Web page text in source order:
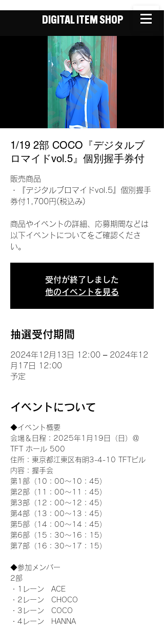
DIGITAL ITEM SHOP
1/19 2部 COCO『デジタルブ
ロマイドvol.5』個別握手券付
販売商品
・『デジタルブロマイドvol.5』個別握手
券付1,700円(税込み)
商品やイベントの詳細、応募期間などは
以下イベントについてをご確認くださ
い。
受付が終了しました
他のイベントを見る
抽選受付期間
2024年12月13日 12:00 – 2024年12
月17日 12:00
予定
イベントについて
◆イベント概要
会場＆日程：2025年1月19日（日）＠
TFT ホール 500
住所：東京都江東区有明3-4-10 TFTビル
内容：握手会
第1部（10：00～10：45）
第2部（11：00～11：45）
第3部（12：00～12：45）
第4部（13：00～13：45）
第5部（14：00～14：45）
第6部（15：30～16：15）
第7部（16：30～17：15）
◆参加メンバー
2部
・1レーン　ACE
・2レーン　CHOCO
・3レーン　COCO
・4レーン　HANNA